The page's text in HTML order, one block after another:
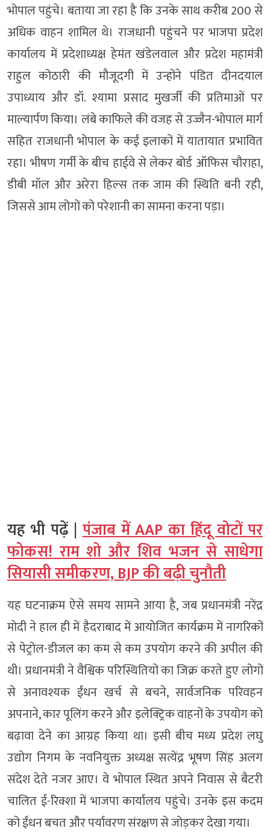
भोपाल पहुंचे। बताया जा रहा है कि उनके साथ करीब 200 से
अधिक वाहन शामिल थे। राजधानी पहुंचने पर भाजपा प्रदेश
कार्यालय में प्रदेशाध्यक्ष हेमंत खंडेलवाल और प्रदेश महामंत्री
राहुल कोठारी की मौजूदगी में उन्होंने पंडित दीनदयाल
उपाध्याय और डॉ. श्यामा प्रसाद मुखर्जी की प्रतिमाओं पर
माल्यार्पण किया। लंबे काफिले की वजह से उज्जैन-भोपाल मार्ग
सहित राजधानी भोपाल के कई इलाकों में यातायात प्रभावित
रहा। भीषण गर्मी के बीच हाईवे से लेकर बोर्ड ऑफिस चौराहा,
डीबी मॉल और अरेरा हिल्स तक जाम की स्थिति बनी रही,
जिससे आम लोगों को परेशानी का सामना करना पड़ा।
यह भी पढ़ें |पंजाब में AAP का हिंदू वोटों पर
फोकस! राम शो और शिव भजन से साधेगा
सियासी समीकरण, BJP की बढ़ी चुनौती
यह घटनाक्रम ऐसे समय सामने आया है, जब प्रधानमंत्री नरेंद्र
मोदी ने हाल ही में हैदराबाद में आयोजित कार्यक्रम में नागरिकों
से पेट्रोल-डीजल का कम से कम उपयोग करने की अपील की
थी। प्रधानमंत्री ने वैश्विक परिस्थितियों का जिक्र करते हुए लोगों
से अनावश्यक ईंधन खर्च से बचने, सार्वजनिक परिवहन
अपनाने, कार पूलिंग करने और इलेक्ट्रिक वाहनों के उपयोग को
बढ़ावा देने का आग्रह किया था। इसी बीच मध्य प्रदेश लघु
उद्योग निगम के नवनियुक्त अध्यक्ष सत्येंद्र भूषण सिंह अलग
संदेश देते नजर आए। वे भोपाल स्थित अपने निवास से बैटरी
चालित ई-रिक्शा में भाजपा कार्यालय पहुंचे। उनके इस कदम
को ईंधन बचत और पर्यावरण संरक्षण से जोड़कर देखा गया।